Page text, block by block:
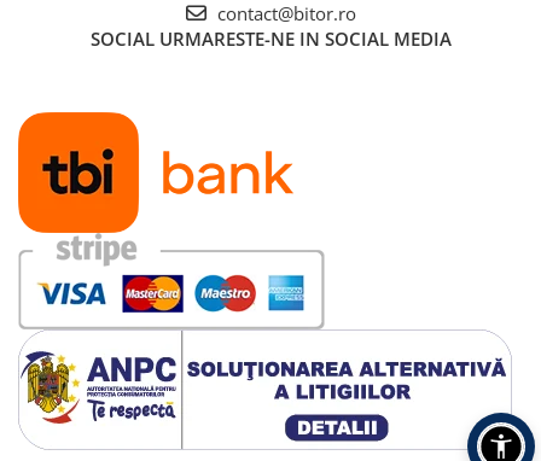
contact@bitor.ro
SOCIAL URMARESTE-NE IN SOCIAL MEDIA